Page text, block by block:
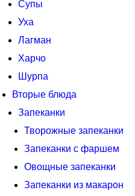
Супы
Уха
Лагман
Харчо
Шурпа
Вторые блюда
Запеканки
Творожные запеканки
Запеканки с фаршем
Овощные запеканки
Запеканки из макарон